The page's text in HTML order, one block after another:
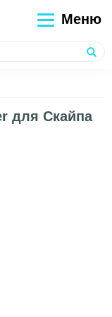
Меню
для Скайпа